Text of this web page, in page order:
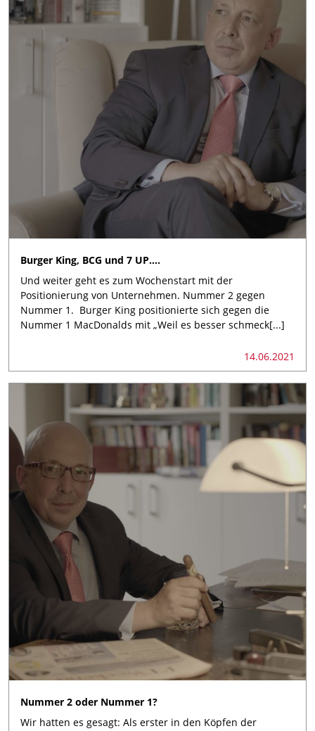
Burger King, BCG und 7 UP….
Und weiter geht es zum Wochenstart mit der
Positionierung von Unternehmen. Nummer 2 gegen
Nummer 1. Burger King positionierte sich gegen die
Nummer 1 MacDonalds mit „Weil es besser schmeck[...]
14.06.2021
Nummer 2 oder Nummer 1?
Wir hatten es gesagt: Als erster in den Köpfen der